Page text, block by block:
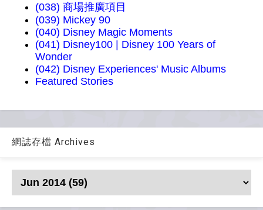
(038) 商場推廣項目
(039) Mickey 90
(040) Disney Magic Moments
(041) Disney100 | Disney 100 Years of
Wonder
(042) Disney Experiences' Music Albums
Featured Stories
網誌存檔 Archives